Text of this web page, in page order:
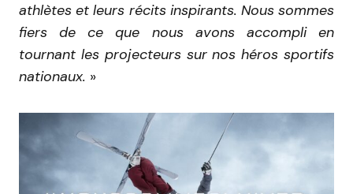
athlètes et leurs récits inspirants. Nous sommes
fiers de ce que nous avons accompli en
tournant les projecteurs sur nos héros sportifs
nationaux. »